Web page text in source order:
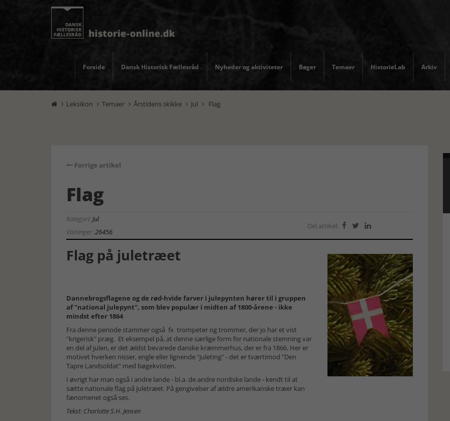
Forside Dansk Historisk Fællesråd Nyheder og aktiviteter Bøger Temaer HistorieLab Arkiv
 Leksikon  Temaer  Årstidens skikke  Jul  Flag
Forrige artikel
Flag
Kategori:Jul
Visninger:26456
Del artikel:   
Flag på juletræet
Dannebrogsflagene og de rød-hvide farver i julepynten hører til i gruppen
af "national julepynt", som blev populær i midten af 1800-årene - ikke
mindst efter 1864
Fra denne periode stammer også fx trompeter og trommer, der jo har et vist
"krigerisk" præg. Et eksempel på, at denne særlige form for nationale stemning var
en del af julen, er det ældst bevarede danske kræmmerhus, der er fra 1866. Her er
motivet hverken nisser, engle eller lignende "juleting" - det er tværtimod "Den
Tapre Landsoldat" med bøgekvisten.
I øvrigt har man også i andre lande - bl.a. de andre nordiske lande - kendt til at
sætte nationale flag på juletræet. På gengivelser af ældre amerikanske træer kan
fænomenet også ses.
Tekst: Charlotte S.H. Jensen